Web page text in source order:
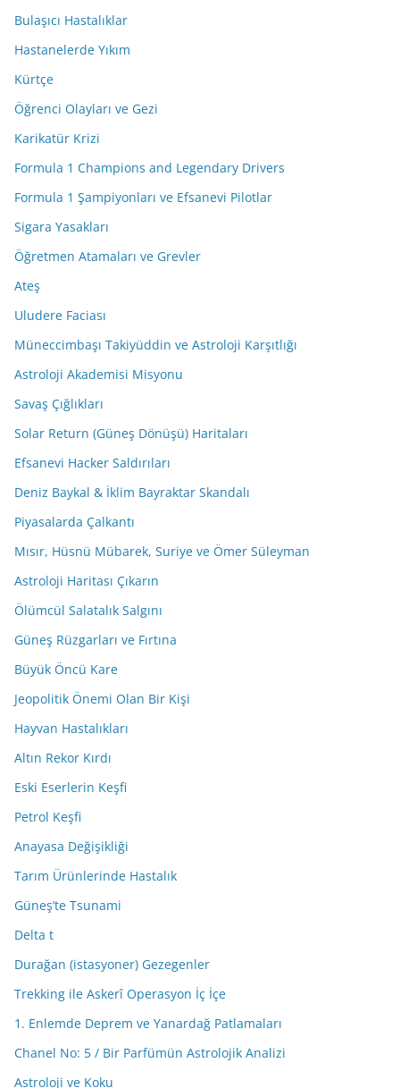
Bulaşıcı Hastalıklar
Hastanelerde Yıkım
Kürtçe
Öğrenci Olayları ve Gezi
Karikatür Krizi
Formula 1 Champions and Legendary Drivers
Formula 1 Şampiyonları ve Efsanevi Pilotlar
Sigara Yasakları
Öğretmen Atamaları ve Grevler
Ateş
Uludere Faciası
Müneccimbaşı Takiyüddin ve Astroloji Karşıtlığı
Astroloji Akademisi Misyonu
Savaş Çığlıkları
Solar Return (Güneş Dönüşü) Haritaları
Efsanevi Hacker Saldırıları
Deniz Baykal & İklim Bayraktar Skandalı
Piyasalarda Çalkantı
Mısır, Hüsnü Mübarek, Suriye ve Ömer Süleyman
Astroloji Haritası Çıkarın
Ölümcül Salatalık Salgını
Güneş Rüzgarları ve Fırtına
Büyük Öncü Kare
Jeopolitik Önemi Olan Bir Kişi
Hayvan Hastalıkları
Altın Rekor Kırdı
Eski Eserlerin Keşfi
Petrol Keşfi
Anayasa Değişikliği
Tarım Ürünlerinde Hastalık
Güneş’te Tsunami
Delta t
Durağan (istasyoner) Gezegenler
Trekking ile Askerî Operasyon İç İçe
1. Enlemde Deprem ve Yanardağ Patlamaları
Chanel No: 5 / Bir Parfümün Astrolojik Analizi
Astroloji ve Koku